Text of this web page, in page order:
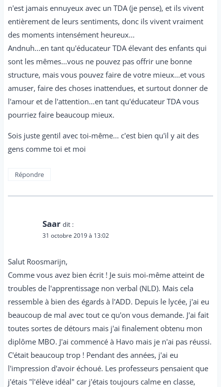
n'est jamais ennuyeux avec un TDA (je pense), et ils vivent
entièrement de leurs sentiments, donc ils vivent vraiment
des moments intensément heureux...
Andnuh...en tant qu'éducateur TDA élevant des enfants qui
sont les mêmes...vous ne pouvez pas offrir une bonne
structure, mais vous pouvez faire de votre mieux...et vous
amuser, faire des choses inattendues, et surtout donner de
l'amour et de l'attention...en tant qu'éducateur TDA vous
pourriez faire beaucoup mieux.
Sois juste gentil avec toi-même... c'est bien qu'il y ait des
gens comme toi et moi
Répondre
Saar dit :
31 octobre 2019 à 13:02
Salut Roosmarijn,
Comme vous avez bien écrit ! Je suis moi-même atteint de
troubles de l'apprentissage non verbal (NLD). Mais cela
ressemble à bien des égards à l'ADD. Depuis le lycée, j'ai eu
beaucoup de mal avec tout ce qu'on vous demande. J'ai fait
toutes sortes de détours mais j'ai finalement obtenu mon
diplôme MBO. J'ai commencé à Havo mais je n'ai pas réussi.
C'était beaucoup trop ! Pendant des années, j'ai eu
l'impression d'avoir échoué. Les professeurs pensaient que
j'étais "l'élève idéal" car j'étais toujours calme en classe,